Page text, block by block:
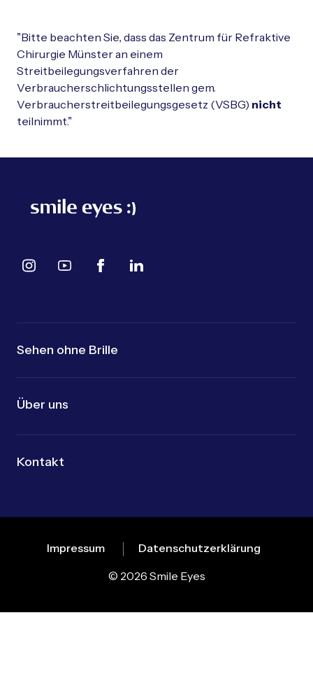
"Bitte beachten Sie, dass das Zentrum für Refraktive
Chirurgie Münster an einem
Streitbeilegungsverfahren der
Verbraucherschlichtungsstellen gem.
Verbraucherstreitbeilegungsgesetz (VSBG) nicht
teilnimmt."
Sehen ohne Brille
Über uns
Kontakt
Impressum
Datenschutzerklärung
© 2026 Smile Eyes